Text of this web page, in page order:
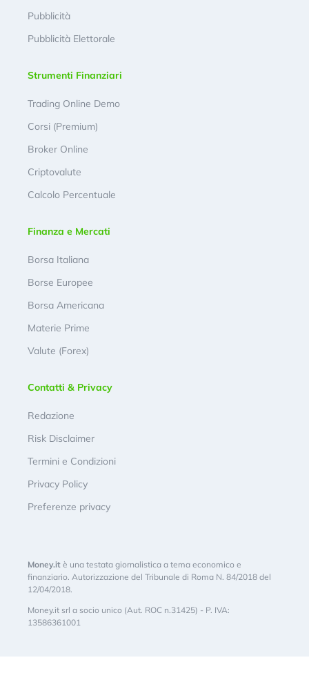
Pubblicità
Pubblicità Elettorale
Strumenti Finanziari
Trading Online Demo
Corsi (Premium)
Broker Online
Criptovalute
Calcolo Percentuale
Finanza e Mercati
Borsa Italiana
Borse Europee
Borsa Americana
Materie Prime
Valute (Forex)
Contatti & Privacy
Redazione
Risk Disclaimer
Termini e Condizioni
Privacy Policy
Preferenze privacy
Money.it è una testata giornalistica a tema economico e
finanziario. Autorizzazione del Tribunale di Roma N. 84/2018 del
12/04/2018.
Money.it srl a socio unico (Aut. ROC n.31425) - P. IVA:
13586361001